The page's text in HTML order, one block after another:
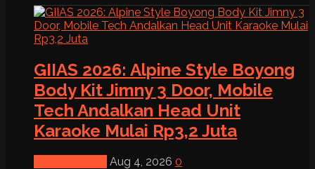
GIIAS 2026: Alpine Style Boyong
Body Kit Jimny 3 Door, Mobile
Tech Andalkan Head Unit
Karaoke Mulai Rp3,2 Juta
Aug 4, 2026 0